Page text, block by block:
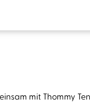
mit Thommy